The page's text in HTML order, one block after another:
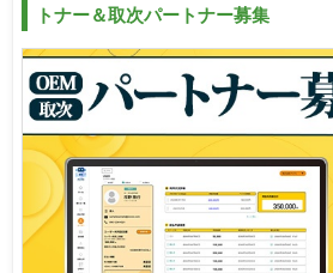
トナー＆取次パートナー募集